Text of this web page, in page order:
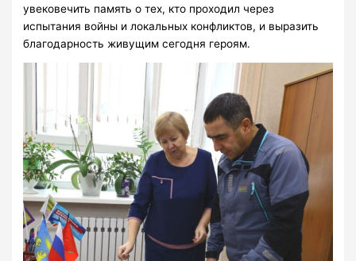
увековечить память о тех, кто проходил через
испытания войны и локальных конфликтов, и выразить
благодарность живущим сегодня героям.